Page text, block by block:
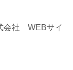
会社 WEBサイ